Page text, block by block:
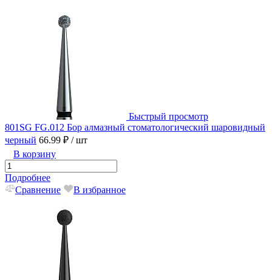
Быстрый просмотр
801SG FG.012 Бор алмазный стоматологический шаровидный
черный 66.99 ₽ / шт
В корзину
Подробнее
Сравнение
В избранное